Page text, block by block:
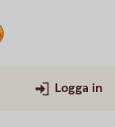
Logga in